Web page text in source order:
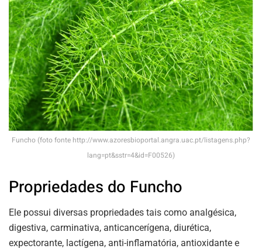
Funcho (foto fonte http://www.azoresbioportal.angra.uac.pt/listagens.php?
lang=pt&sstr=4&id=F00526)
Propriedades do Funcho
Ele possui diversas propriedades tais como analgésica,
digestiva, carminativa, anticancerígena, diurética,
expectorante, lactígena, anti-inflamatória, antioxidante e